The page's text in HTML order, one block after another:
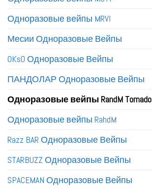
Одноразовые вейпы MRVI
Месии Одноразовые Вейпы
OKsO Одноразовые Вейпы
ПАНДОЛАР Одноразовые Вейпы
Одноразовые вейпы RandM Tornado
Одноразовые вейпы RahdM
Razz BAR Одноразовые Вейпы
STARBUZZ Одноразовые Вейпы
SPACEMAN Одноразовые Вейпы